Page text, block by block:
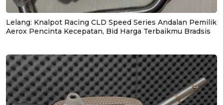
Lelang: Knalpot Racing CLD Speed Series Andalan Pemilik
Aerox Pencinta Kecepatan, Bid Harga Terbaikmu Bradsis